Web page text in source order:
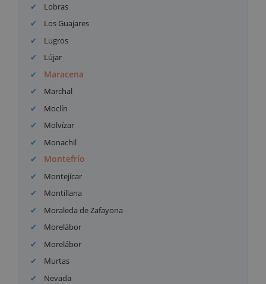
Lobras
Los Guajares
Lugros
Lújar
Maracena
Marchal
Moclín
Molvízar
Monachil
Montefrío
Montejícar
Montillana
Moraleda de Zafayona
Morelábor
Morelábor
Murtas
Nevada